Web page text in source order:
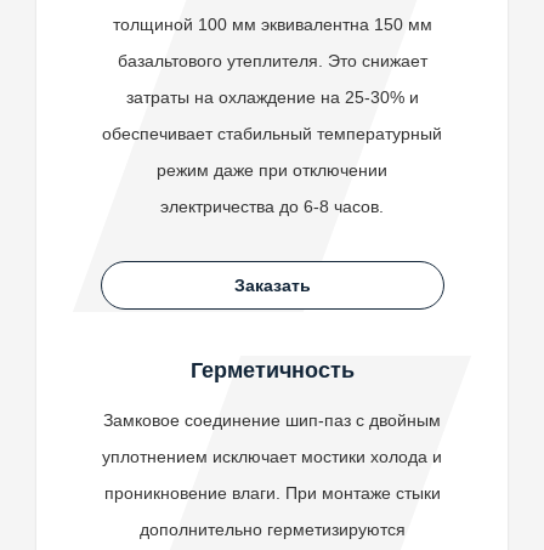
толщиной 100 мм эквивалентна 150 мм
базальтового утеплителя. Это снижает
затраты на охлаждение на 25-30% и
обеспечивает стабильный температурный
режим даже при отключении
электричества до 6-8 часов.
Заказать
Герметичность
Замковое соединение шип-паз с двойным
уплотнением исключает мостики холода и
проникновение влаги. При монтаже стыки
дополнительно герметизируются